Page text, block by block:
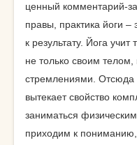
ценный комментарий-
правы, практика йоги
к результату. Йога
не только своим
стремлениями. Отсюда
вытекает свойство
заниматься
приходим к пониманию,